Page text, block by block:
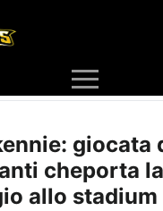
giocata
cheporta
allo stadium